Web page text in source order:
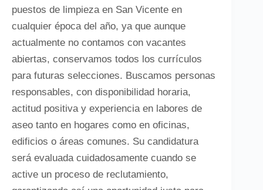
puestos de limpieza en San Vicente en
cualquier época del año, ya que aunque
actualmente no contamos con vacantes
abiertas, conservamos todos los currículos
para futuras selecciones. Buscamos personas
responsables, con disponibilidad horaria,
actitud positiva y experiencia en labores de
aseo tanto en hogares como en oficinas,
edificios o áreas comunes. Su candidatura
será evaluada cuidadosamente cuando se
active un proceso de reclutamiento,